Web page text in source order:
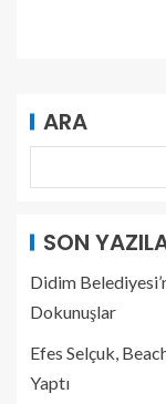
ARA
SON
Didim
Dokunuşlar
Efes Selçuk,
Yaptı